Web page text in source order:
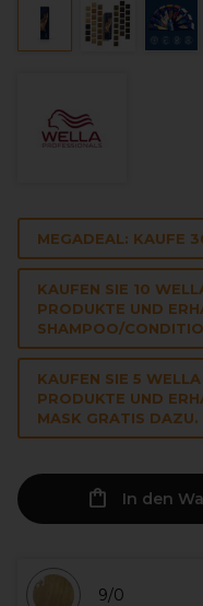
MEGADEAL: KAUFE
KAUFEN SIE 10
PRODUKTE UND
SHAMPOO/
KAUFEN SIE 5
PRODUKTE UND
MASK GRATIS DAZU.
In den
9/0